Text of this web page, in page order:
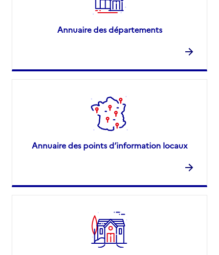
Annuaire des départements
Annuaire des points d’information locaux